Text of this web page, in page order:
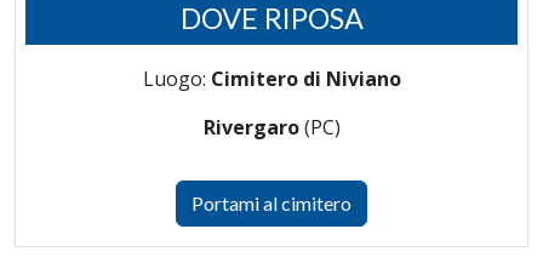
DOVE RIPOSA
Luogo: Cimitero di Niviano
Rivergaro(PC)
Portami al cimitero